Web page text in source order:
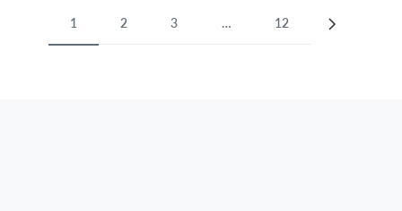
1 2 3 … 12